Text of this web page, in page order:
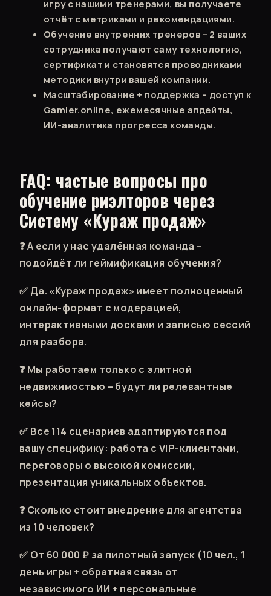
игру с нашими тренерами, вы получаете
отчёт с метриками и рекомендациями.
Обучение внутренних тренеров – 2 ваших
сотрудника получают саму технологию,
сертификат и становятся проводниками
методики внутри вашей компании.
Масштабирование + поддержка – доступ к
Gamler.online, ежемесячные апдейты,
ИИ-аналитика прогресса команды.
FAQ: частые вопросы про
обучение риэлторов через
Систему «Кураж продаж»
❓ А если у нас удалённая команда –
подойдёт ли геймификация обучения?
✅ Да. «Кураж продаж» имеет полноценный
онлайн-формат с модерацией,
интерактивными досками и записью сессий
для разбора.
❓ Мы работаем только с элитной
недвижимостью – будут ли релевантные
кейсы?
✅ Все 114 сценариев адаптируются под
вашу специфику: работа с VIP-клиентами,
переговоры о высокой комиссии,
презентация уникальных объектов.
❓ Сколько стоит внедрение для агентства
из 10 человек?
✅ От 60 000 ₽ за пилотный запуск (10 чел., 1
день игры + обратная связь от
независимого ИИ + персональные